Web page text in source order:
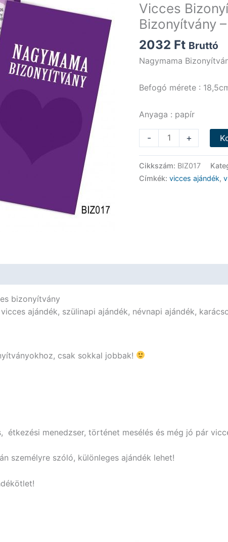
Vicces
Bizonyítvány
2032 Ft Bruttó
Nagymama
Befogó mérete :
Anyaga : papír
-
Bizonyítvány
Bizonyítvány
+
Cikkszám: BIZ017
Címkék: vicces ajándék,
bizonyítvány
ajándék, szülinapi ajándék, névnapi ajándék,
csak sokkal jobbak!
étkezési menedzser, történet mesélés és még jó pár
személyre szóló, különleges ajándék lehet!